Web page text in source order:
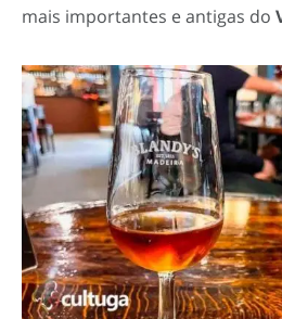
mais importantes e antigas do